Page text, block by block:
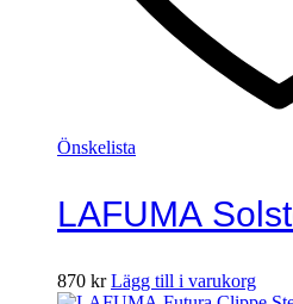
Önskelista
LAFUMA
870 kr Lägg till i varukorg